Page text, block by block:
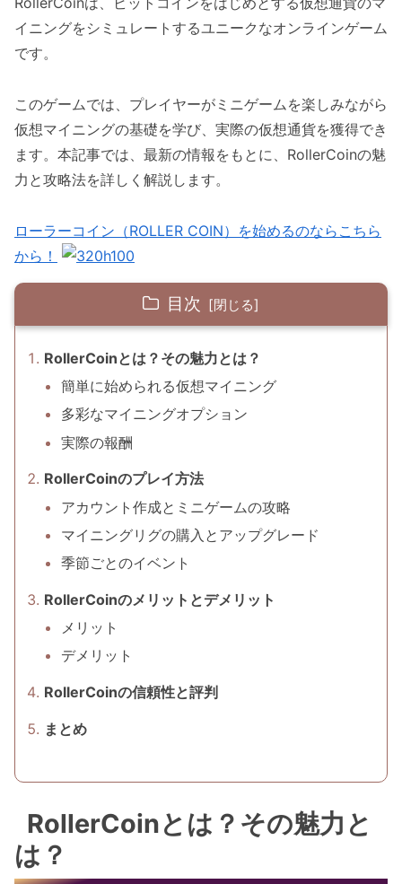
イニングをシミュレートするユニークなオンラインゲーム
です。
このゲームでは、プレイヤーがミニゲームを楽しみながら
仮想マイニングの基礎を学び、実際の仮想通貨を獲得でき
ます。本記事では、最新の情報をもとに、RollerCoinの魅
力と攻略法を詳しく解説します。
ローラーコイン（ROLLER COIN）を始めるのならこちら
から！
目次
RollerCoinとは？その魅力とは？
簡単に始められる仮想マイニング
多彩なマイニングオプション
実際の報酬
RollerCoinのプレイ方法
アカウント作成とミニゲームの攻略
マイニングリグの購入とアップグレード
季節ごとのイベント
RollerCoinのメリットとデメリット
メリット
デメリット
RollerCoinの信頼性と評判
まとめ
RollerCoinとは？その魅力と
は？